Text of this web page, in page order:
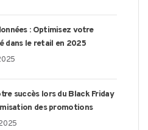
: Optimisez votre
dans le retail en 2025
succès lors du Black Friday
des promotions